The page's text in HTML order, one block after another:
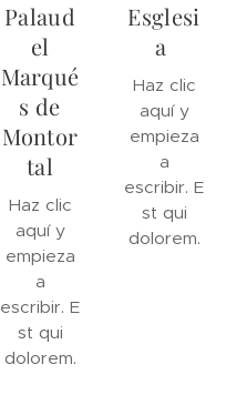
Palaud
el
Marqué
s de
Montor
tal
Haz clic
aquí y
empieza
a
escribir. E
st qui
dolorem.
Esglesi
a
Haz clic
aquí y
empieza
a
escribir. E
st qui
dolorem.